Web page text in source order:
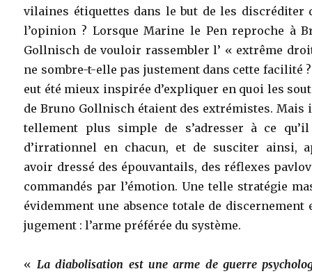
vilaines étiquettes dans le but de les discréditer
l’opinion ? Lorsque Marine le Pen reproche à
Gollnisch de vouloir rassembler l’ « extrême
ne sombre-t-elle pas justement dans cette facilité
eut été mieux inspirée d’expliquer en quoi les
de Bruno Gollnisch étaient des extrémistes. Mais
tellement plus simple de s’adresser à ce
d’irrationnel en chacun, et de susciter ainsi,
avoir dressé des épouvantails, des réflexes
commandés par l’émotion. Une telle stratégie
évidemment une absence totale de discernement
jugement : l’arme préférée du système.
« La diabolisation est une arme de guerre